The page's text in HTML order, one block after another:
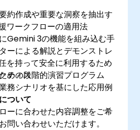
約作成や重要な洞察を抽出す
ワークフローの適用法
Gemini 3の機能を組み込む手
を持って安全に利用するため
ティス
ーによる解説とデモンストレ
めの段階的演習プログラム
務シナリオを基にした応用例
ついて
ーに合わせた内容調整をご希
問い合わせいただけます。